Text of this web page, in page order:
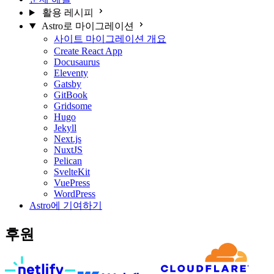
활용 레시피
Astro로 마이그레이션
사이트 마이그레이션 개요
Create React App
Docusaurus
Eleventy
Gatsby
GitBook
Gridsome
Hugo
Jekyll
Next.js
NuxtJS
Pelican
SvelteKit
VuePress
WordPress
Astro에 기여하기
후원